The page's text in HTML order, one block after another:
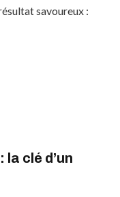
savoureux :
clé d’un